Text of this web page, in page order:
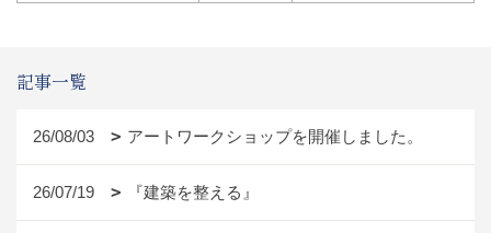
記事一覧
26/08/03 アートワークショップを開催しました。
26/07/19 『建築を整える』